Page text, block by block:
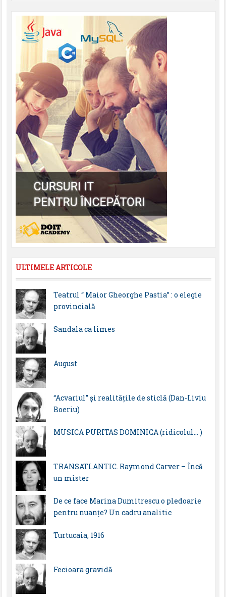
ULTIMELE ARTICOLE
Teatrul “ Maior Gheorghe Pastia” : o elegie
provincială
Sandala ca limes
August
“Acvariul” și realitățile de sticlă (Dan-Liviu
Boeriu)
MUSICA PURITAS DOMINICA (ridicolul… )
TRANSATLANTIC. Raymond Carver – Încă
un mister
De ce face Marina Dumitrescu o pledoarie
pentru nuanțe? Un cadru analitic
Turtucaia, 1916
Fecioara gravidă